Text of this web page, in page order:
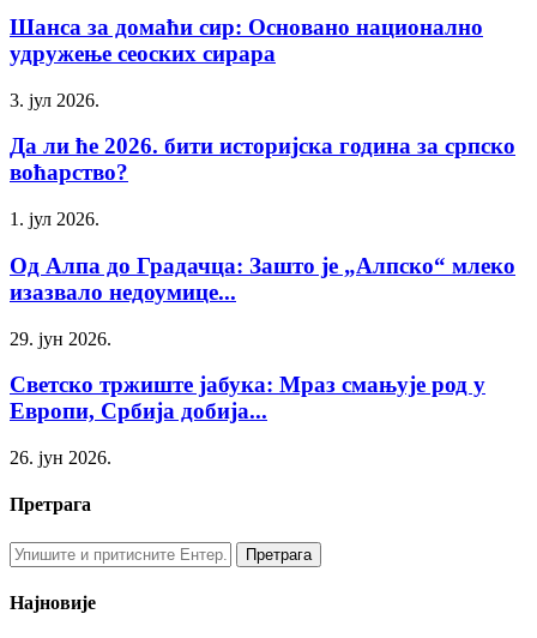
Шанса за домаћи сир: Основано национално
удружење сеоских сирара
3. јул 2026.
Да ли ће 2026. бити историјска година за српско
воћарство?
1. јул 2026.
Од Алпа до Градачца: Зашто је „Алпско“ млеко
изазвало недоумице...
29. јун 2026.
Светско тржиште јабука: Мраз смањује род у
Европи, Србија добија...
26. јун 2026.
Претрага
Најновије